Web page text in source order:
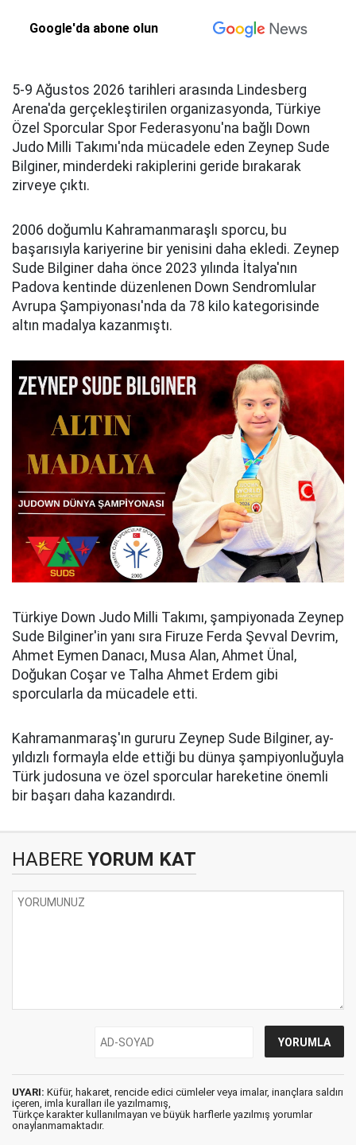
Google'da abone olun
5-9 Ağustos 2026 tarihleri arasında Lindesberg
Arena'da gerçekleştirilen organizasyonda, Türkiye
Özel Sporcular Spor Federasyonu'na bağlı Down
Judo Milli Takımı'nda mücadele eden Zeynep Sude
Bilginer, minderdeki rakiplerini geride bırakarak
zirveye çıktı.
2006 doğumlu Kahramanmaraşlı sporcu, bu
başarısıyla kariyerine bir yenisini daha ekledi. Zeynep
Sude Bilginer daha önce 2023 yılında İtalya'nın
Padova kentinde düzenlenen Down Sendromlular
Avrupa Şampiyonası'nda da 78 kilo kategorisinde
altın madalya kazanmıştı.
Türkiye Down Judo Milli Takımı, şampiyonada Zeynep
Sude Bilginer'in yanı sıra Firuze Ferda Şevval Devrim,
Ahmet Eymen Danacı, Musa Alan, Ahmet Ünal,
Doğukan Coşar ve Talha Ahmet Erdem gibi
sporcularla da mücadele etti.
Kahramanmaraş'ın gururu Zeynep Sude Bilginer, ay-
yıldızlı formayla elde ettiği bu dünya şampiyonluğuyla
Türk judosuna ve özel sporcular hareketine önemli
bir başarı daha kazandırdı.
HABERE YORUM KAT
UYARI: Küfür, hakaret, rencide edici cümleler veya imalar, inançlara saldırı
içeren, imla kuralları ile yazılmamış,
Türkçe karakter kullanılmayan ve büyük harflerle yazılmış yorumlar
onaylanmamaktadır.